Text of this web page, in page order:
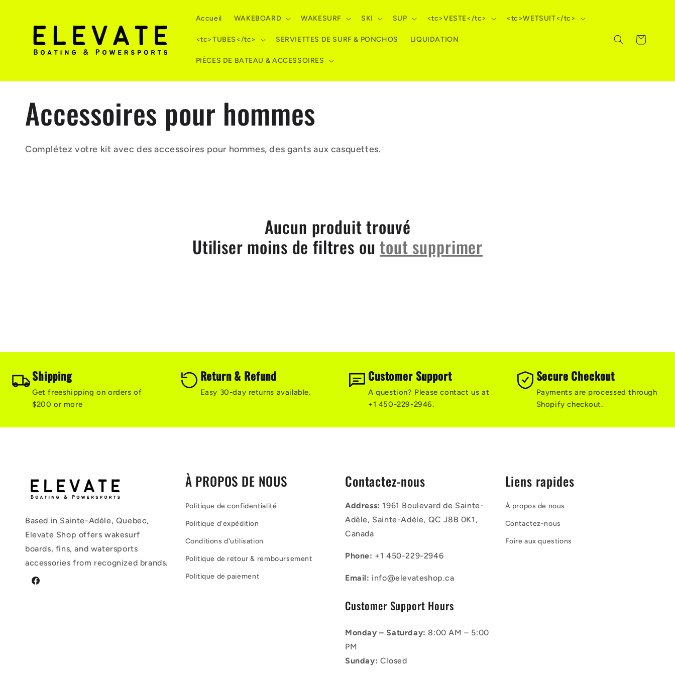
contenu
Accueil WAKEBOARD WAKESURF SKI SUP <tc>VESTE</tc> <tc>WETSUIT</tc>
<tc>TUBES</tc> SERVIETTES DE SURF & PONCHOS LIQUIDATION
PIÈCES DE BATEAU & ACCESSOIRES
Panier
C
o
i
o
n
Accessoires pour hommes
Complétez votre kit avec des accessoires pour hommes, des gants aux casquettes.
Aucun produit trouvé
Utiliser moins de filtres outout supprimer
Shipping
Get freeshipping on orders of
$200 or more
Return & Refund
Easy 30-day returns available.
Customer Support
A question? Please contact us at
+1 450-229-2946.
Secure Checkout
Payments are processed through
Shopify checkout.
Based in Sainte-Adèle, Quebec,
Elevate Shop offers wakesurf
boards, fins, and watersports
accessories from recognized brands.
Facebook
À PROPOS DE NOUS
Politique de confidentialité
Politique d'expédition
Conditions d'utilisation
Politique de retour & remboursement
Politique de paiement
Contactez-nous
Address: 1961 Boulevard de Sainte-
Adèle, Sainte-Adèle, QC J8B 0K1,
Canada
Phone: +1 450-229-2946
Email: info@elevateshop.ca
Customer Support Hours
Monday – Saturday: 8:00 AM – 5:00
PM
Sunday: Closed
Liens rapides
À propos de nous
Contactez-nous
Foire aux questions